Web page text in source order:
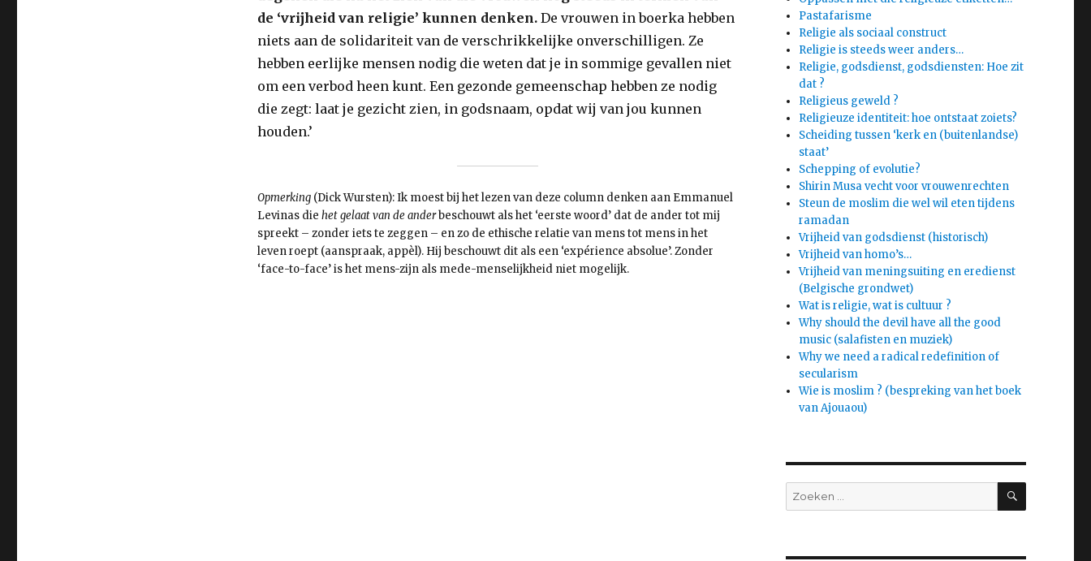
de ‘vrijheid van religie’ kunnen denken. De vrouwen in boerka hebben
niets aan de solidariteit van de verschrikkelijke onverschilligen. Ze
hebben eerlijke mensen nodig die weten dat je in sommige gevallen niet
om een verbod heen kunt. Een gezonde gemeenschap hebben ze nodig
die zegt: laat je gezicht zien, in godsnaam, opdat wij van jou kunnen
houden.’
Opmerking(Dick Wursten): Ik moest bij het lezen van deze column denken aan Emmanuel
Levinas die het gelaat van de anderbeschouwt als het ‘eerste woord’ dat de ander tot mij
spreekt – zonder iets te zeggen – en zo de ethische relatie van mens tot mens in het
leven roept (aanspraak, appèl). Hij beschouwt dit als een ‘expérience absolue’. Zonder
‘face-to-face’ is het mens-zijn als mede-menselijkheid niet mogelijk.
Pastafarisme
Religie als sociaal construct
Religie is steeds weer anders…
Religie, godsdienst, godsdiensten: Hoe zit
dat ?
Religieus geweld ?
Religieuze identiteit: hoe ontstaat zoiets?
Scheiding tussen ‘kerk en (buitenlandse)
staat’
Schepping of evolutie?
Shirin Musa vecht voor vrouwenrechten
Steun de moslim die wel wil eten tijdens
ramadan
Vrijheid van godsdienst (historisch)
Vrijheid van homo’s…
Vrijheid van meningsuiting en eredienst
(Belgische grondwet)
Wat is religie, wat is cultuur ?
Why should the devil have all the good
music (salafisten en muziek)
Why we need a radical redefinition of
secularism
Wie is moslim ? (bespreking van het boek
van Ajouaou)
Zoeken
naar:
ZOEKEN